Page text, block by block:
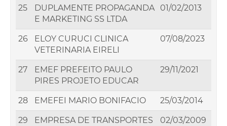
25
DUPLAMENTE PROPAGANDA
E MARKETING SS LTDA
01/02/2013
26
ELOY CURUCI CLINICA
VETERINARIA EIRELI
07/08/2023
27
EMEF PREFEITO PAULO
PIRES PROJETO EDUCAR
29/11/2021
28 EMEFEI MARIO BONIFACIO 25/03/2014
29
EMPRESA DE TRANSPORTES
02/03/2009